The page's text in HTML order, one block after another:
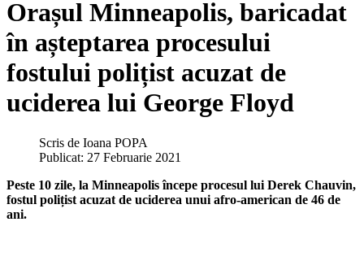
Orașul Minneapolis, baricadat
în așteptarea procesului
fostului polițist acuzat de
uciderea lui George Floyd
Scris de Ioana POPA
Publicat: 27 Februarie 2021
Peste 10 zile, la Minneapolis începe procesul lui Derek Chauvin,
fostul polițist acuzat de uciderea unui afro-american de 46 de
ani.